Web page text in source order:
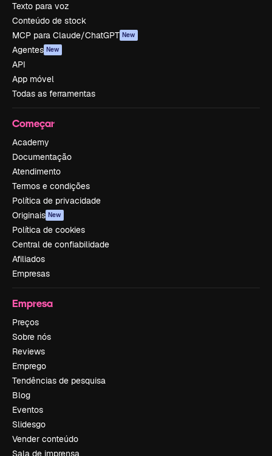
Texto para voz
Conteúdo de stock
MCP para Claude/ChatGPT New
Agentes New
API
App móvel
Todas as ferramentas
Começar
Academy
Documentação
Atendimento
Termos e condições
Política de privacidade
Originais New
Política de cookies
Central de confiabilidade
Afiliados
Empresas
Empresa
Preços
Sobre nós
Reviews
Emprego
Tendências de pesquisa
Blog
Eventos
Slidesgo
Vender conteúdo
Sala de imprensa